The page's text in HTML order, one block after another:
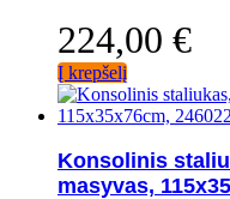
224,00 €
Į krepšelį
Konsolinis
masyvas,